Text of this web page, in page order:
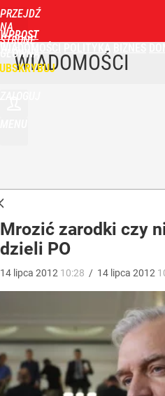
PRZEJDŹ
NA
STRONĘ
GŁÓWNĄ
WPROST
POLITYKA
WIADOMOŚCI
Mrozić zarodki czy
dzieli PO
14 lipca 2012 10:28 / 14 lipca 2012